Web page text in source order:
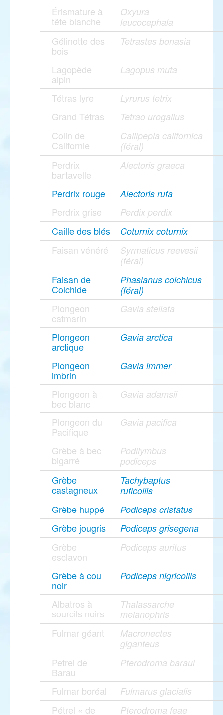
Érismature à
tête blanche
Oxyura
leucocephala
Gélinotte des
bois
Tetrastes bonasia
Lagopède
alpin
Lagopus muta
Tétras lyre Lyrurus tetrix
Grand Tétras Tetrao urogallus
Colin de
Californie
Callipepla californica
(féral)
Perdrix
bartavelle
Alectoris graeca
Perdrix rouge Alectoris rufa
Perdrix grise Perdix perdix
Caille des blés Coturnix coturnix
Faisan vénéré
Syrmaticus reevesii
(féral)
Faisan de
Colchide
Phasianus colchicus
(féral)
Plongeon
catmarin
Gavia stellata
Plongeon
arctique
Gavia arctica
Plongeon
imbrin
Gavia immer
Plongeon à
bec blanc
Gavia adamsii
Plongeon du
Pacifique
Gavia pacifica
Grèbe à bec
bigarré
Podilymbus
podiceps
Grèbe
castagneux
Tachybaptus
ruficollis
Grèbe huppé Podiceps cristatus
Grèbe jougris Podiceps grisegena
Grèbe
esclavon
Podiceps auritus
Grèbe à cou
noir
Podiceps nigricollis
Albatros à
sourcils noirs
Thalassarche
melanophris
Fulmar géant
Macronectes
giganteus
Petrel de
Barau
Pterodroma baraui
Fulmar boréal Fulmarus glacialis
Pétrel « de Pterodroma feae